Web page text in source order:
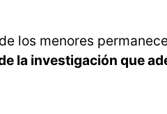
los menores
la investigación que